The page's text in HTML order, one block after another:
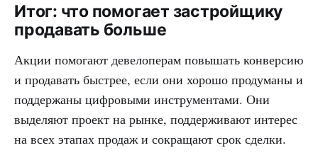
Итог: что помогает застройщику
продавать больше
Акции помогают девелоперам повышать конверсию
и продавать быстрее, если они хорошо продуманы и
поддержаны цифровыми инструментами. Они
выделяют проект на рынке, поддерживают интерес
на всех этапах продаж и сокращают срок сделки.